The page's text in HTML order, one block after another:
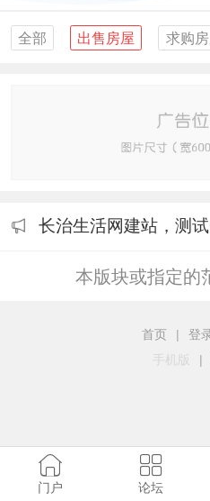
全部 出售房屋 求购
长治生活网建站，测试
本版块或指定的
首页 | 登
手机版
|
门户 论坛